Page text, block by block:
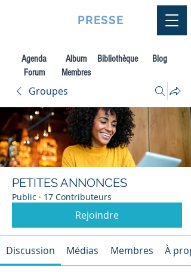
PRESSE
Groupes
PETITES ANNONCES
Public · 17 Contributeurs
Rejoindre
Discussion Médias Membres À
Agenda
Forum
Album
Membres
Bibliothèque Blog